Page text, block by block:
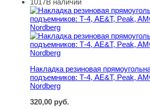
Накладка резиновая
1017В наличии
Накладка резиновая
подъемников: Т-4, AE&T, Peak,
Nordberg
320,00 руб.